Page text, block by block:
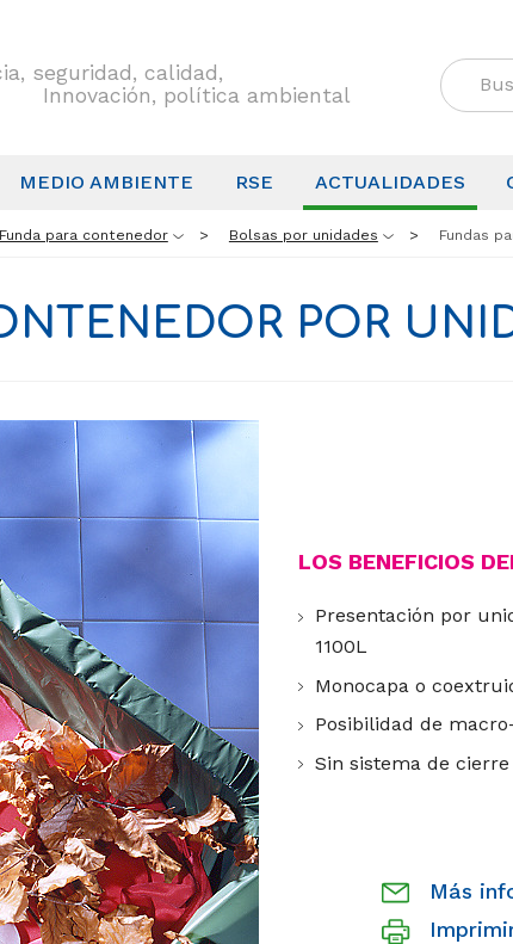
seguridad, calidad,
Innovación, política ambiental
Buscar:
MEDIO AMBIENTE RSE ACTUALIDADES
Funda para contenedor Bolsas por unidades Fundas
POR
LOS BENEFICIOS
Presentación por
1100L
Monocapa o
Posibilidad de
Sin sistema de
Más